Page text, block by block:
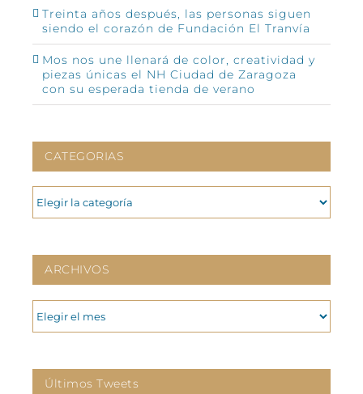
Treinta años después, las personas siguen
siendo el corazón de Fundación El Tranvía
Mos nos une llenará de color, creatividad y
piezas únicas el NH Ciudad de Zaragoza
con su esperada tienda de verano
CATEGORIAS
CATEGORIAS
ARCHIVOS
ARCHIVOS
Últimos Tweets